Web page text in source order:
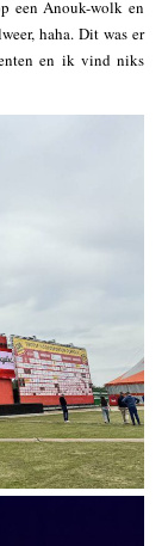
een Anouk-wolk en
haha. Dit was er
en ik vind niks